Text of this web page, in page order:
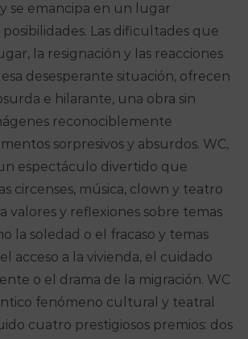
se emancipa en un lugar
Las dificultades que
la resignación y las reacciones
desesperante situación, ofrecen
e hilarante, una obra sin
reconociblemente
sorpresivos y absurdos. WC,
espectáculo divertido que
circenses, música, clown y teatro
valores y reflexiones sobre temas
la soledad o el fracaso y temas
acceso a la vivienda, el cuidado
o el drama de la migración. WC
fenómeno cultural y teatral
cuatro prestigiosos premios: dos